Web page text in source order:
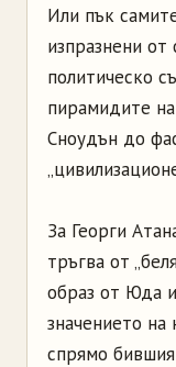
Или пък
изпразнени от
политическо
пирамидите на
Сноудън до
За Георги
тръгва от
образ от Юда
значението
спрямо